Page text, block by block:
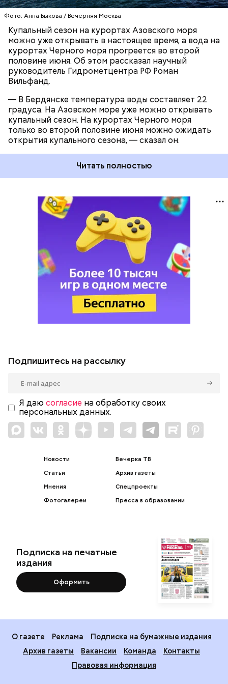
Фото: Анна Быкова / Вечерняя Москва
Купальный сезон на курортах Азовского моря
можно уже открывать в настоящее время, а вода на
курортах Черного моря прогреется во второй
половине июня. Об этом рассказал научный
руководитель Гидрометцентра РФ Роман
Вильфанд.
— В Бердянске температура воды составляет 22
градуса. На Азовском море уже можно открывать
купальный сезон. На курортах Черного моря
только во второй половине июня можно ожидать
открытия купального сезона, — сказал он.
Читать полностью
Подпишитесь на рассылку
Я даю согласие на обработку своих
персональных данных.
Новости
Статьи
Мнения
Фотогалереи
Вечерка ТВ
Архив газеты
Спецпроекты
Пресса в образовании
Подписка на печатные
издания
Оформить
О газете Реклама
Подписка на бумажные издания
Архив газеты
Вакансии Команда
Контакты
Правовая информация